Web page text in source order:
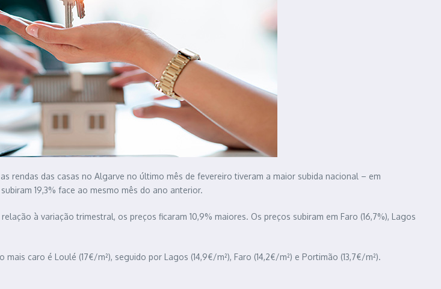
das casas no Algarve no último mês de fevereiro tiveram a maior subida nacional – em
19,3% face ao mesmo mês do ano anterior.
à variação trimestral, os preços ficaram 10,9% maiores. Os preços subiram em Faro (16,7%), Lagos
caro é Loulé (17€/m²), seguido por Lagos (14,9€/m²), Faro (14,2€/m²) e Portimão (13,7€/m²).